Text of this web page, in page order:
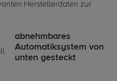
Herstellerdaten zur
abnehmbares
Automatiksystem von
unten gesteckt